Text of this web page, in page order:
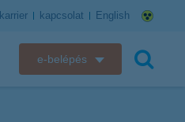
karrier kapcsolat English
e-belépés